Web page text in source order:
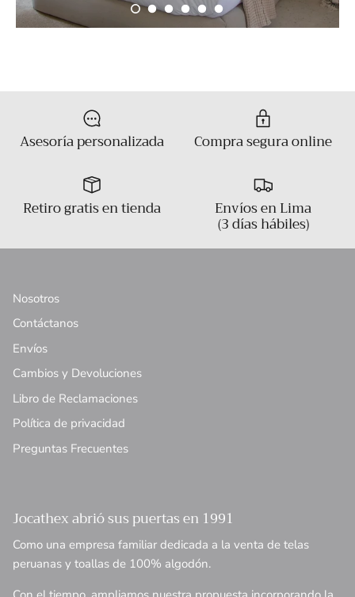
Asesoría personalizada Compra segura online
Retiro gratis en tienda Envíos en Lima
(3 días hábiles)
Nosotros
Contáctanos
Envíos
Cambios y Devoluciones
Libro de Reclamaciones
Política de privacidad
Preguntas Frecuentes
Jocathex abrió sus puertas en 1991
Como una empresa familiar dedicada a la venta de telas
peruanas y toallas de 100% algodón.